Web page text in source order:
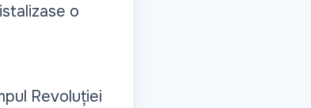
o
Revoluției